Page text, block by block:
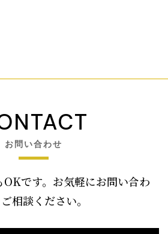
お問い合わせ
OKです。お気軽にお問い合わ
相談ください。